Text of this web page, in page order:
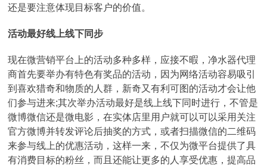
还是要注意体现目标客户的价值。
活动最好线上线下同步
现在微营销平台上的活动多种多样，应接不暇，净水器代理
商首先要举办有特色有奖品的活动，因为网络活动容易吸引
到喜欢猎奇和物质的人群，新奇又有利可图的活动才会让他
们参与进来;其次举办活动最好是线上线下同时进行，不管是
微博微信还是微电影，在实体店里用户就可以可以采用关注
官方微博并转发评论后抽奖的方式，或者扫描微信的二维码
来参与线上的优惠活动，这样一来，不仅为微平台提供了具
有消费目标的粉丝，而且还能让更多的人享受优惠，提高品